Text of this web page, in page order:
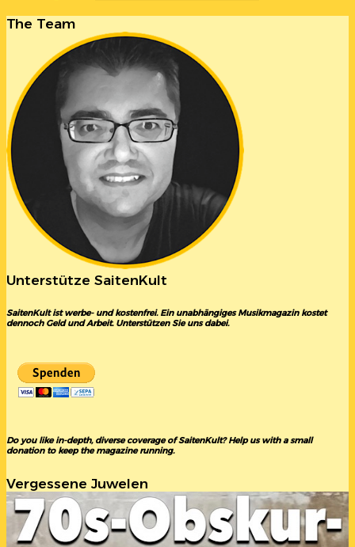
The Team
Unterstütze SaitenKult
SaitenKult ist werbe- und kostenfrei. Ein unabhängiges Musikmagazin kostet
dennoch Geld und Arbeit. Unterstützen Sie uns dabei.
Do you like in-depth, diverse coverage of SaitenKult? Help us with a small
donation to keep the magazine running.
Vergessene Juwelen